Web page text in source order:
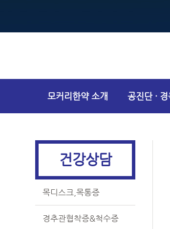
모커리한약 소개 공진단 ·
건강상담
목디스크,목통증
경추관협착증&척수증